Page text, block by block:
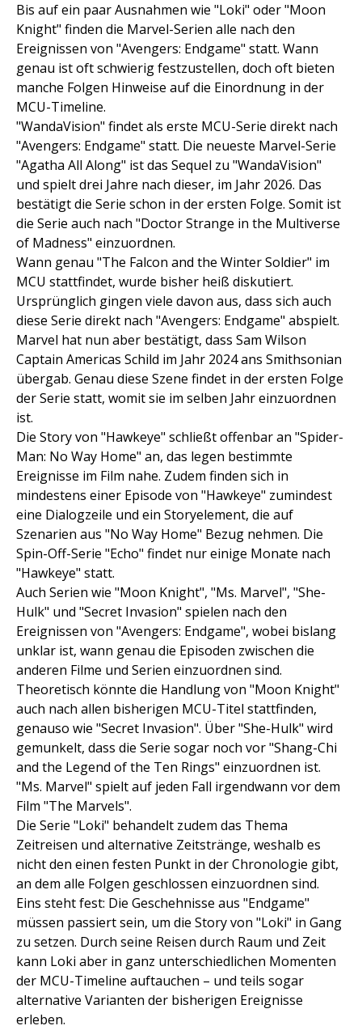
Bis auf ein paar Ausnahmen wie "Loki" oder "Moon
Knight" finden die Marvel-Serien alle nach den
Ereignissen von "Avengers: Endgame" statt. Wann
genau ist oft schwierig festzustellen, doch oft bieten
manche Folgen Hinweise auf die Einordnung in der
MCU-Timeline.
"WandaVision" findet als erste MCU-Serie direkt nach
"Avengers: Endgame" statt. Die neueste Marvel-Serie
"Agatha All Along" ist das Sequel zu "WandaVision"
und spielt drei Jahre nach dieser, im Jahr 2026. Das
bestätigt die Serie schon in der ersten Folge. Somit ist
die Serie auch nach "Doctor Strange in the Multiverse
of Madness" einzuordnen.
Wann genau "The Falcon and the Winter Soldier" im
MCU stattfindet, wurde bisher heiß diskutiert.
Ursprünglich gingen viele davon aus, dass sich auch
diese Serie direkt nach "Avengers: Endgame" abspielt.
Marvel hat nun aber bestätigt, dass Sam Wilson
Captain Americas Schild im Jahr 2024 ans Smithsonian
übergab. Genau diese Szene findet in der ersten Folge
der Serie statt, womit sie im selben Jahr einzuordnen
ist.
Die Story von "Hawkeye" schließt offenbar an "Spider-
Man: No Way Home" an, das legen bestimmte
Ereignisse im Film nahe. Zudem finden sich in
mindestens einer Episode von "Hawkeye" zumindest
eine Dialogzeile und ein Storyelement, die auf
Szenarien aus "No Way Home" Bezug nehmen. Die
Spin-Off-Serie "Echo" findet nur einige Monate nach
"Hawkeye" statt.
Auch Serien wie "Moon Knight", "Ms. Marvel", "She-
Hulk" und "Secret Invasion" spielen nach den
Ereignissen von "Avengers: Endgame", wobei bislang
unklar ist, wann genau die Episoden zwischen die
anderen Filme und Serien einzuordnen sind.
Theoretisch könnte die Handlung von "Moon Knight"
auch nach allen bisherigen MCU-Titel stattfinden,
genauso wie "Secret Invasion". Über "She-Hulk" wird
gemunkelt, dass die Serie sogar noch vor "Shang-Chi
and the Legend of the Ten Rings" einzuordnen ist.
"Ms. Marvel" spielt auf jeden Fall irgendwann vor dem
Film "The Marvels".
Die Serie "Loki" behandelt zudem das Thema
Zeitreisen und alternative Zeitstränge, weshalb es
nicht den einen festen Punkt in der Chronologie gibt,
an dem alle Folgen geschlossen einzuordnen sind.
Eins steht fest: Die Geschehnisse aus "Endgame"
müssen passiert sein, um die Story von "Loki" in Gang
zu setzen. Durch seine Reisen durch Raum und Zeit
kann Loki aber in ganz unterschiedlichen Momenten
der MCU-Timeline auftauchen – und teils sogar
alternative Varianten der bisherigen Ereignisse
erleben.